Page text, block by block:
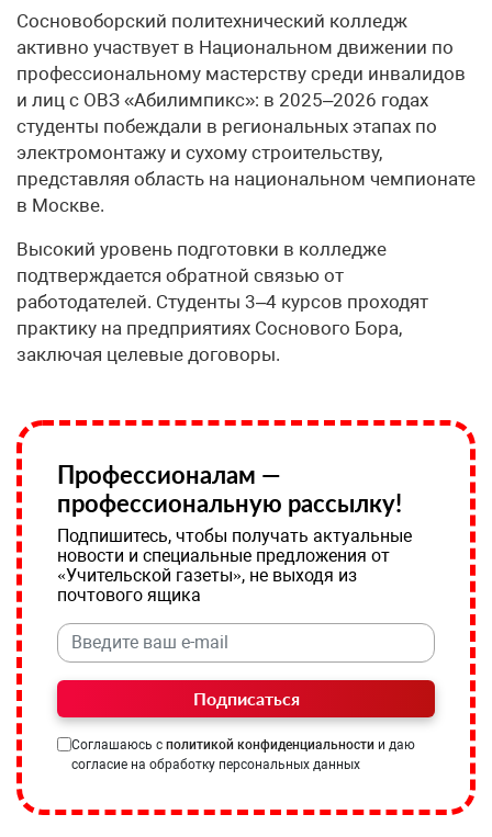
Сосновоборский политехнический колледж
активно участвует в Национальном движении по
профессиональному мастерству среди инвалидов
и лиц с ОВЗ «Абилимпикс»: в 2025–2026 годах
студенты побеждали в региональных этапах по
электромонтажу и сухому строительству,
представляя область на национальном чемпионате
в Москве.
Высокий уровень подготовки в колледже
подтверждается обратной связью от
работодателей. Студенты 3–4 курсов проходят
практику на предприятиях Соснового Бора,
заключая целевые договоры.
Профессионалам —
профессиональную рассылку!
Подпишитесь, чтобы получать актуальные
новости и специальные предложения от
«Учительской газеты», не выходя из
почтового ящика
Подписаться
Соглашаюсь с политикой конфиденциальности и даю
согласие на обработку персональных данных